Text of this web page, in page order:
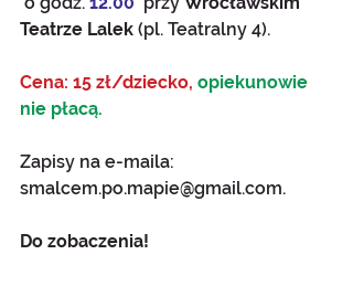
Teatrze Lalek (pl. Teatralny 4).
Cena: 15 zł/dziecko, opiekunowie
nie płacą.
Zapisy na e-maila:
smalcem.po.mapie@gmail.com.
Do zobaczenia!